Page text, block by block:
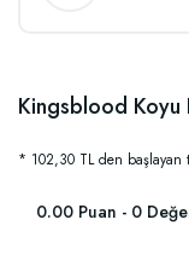
Kingsblood Koyu
* 102,30 TL den başlayan
0.00 Puan - 0